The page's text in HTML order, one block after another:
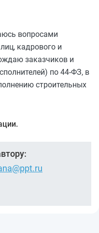
вопросами
кадрового и
заказчиков и
по 44-ФЗ, в
строительных